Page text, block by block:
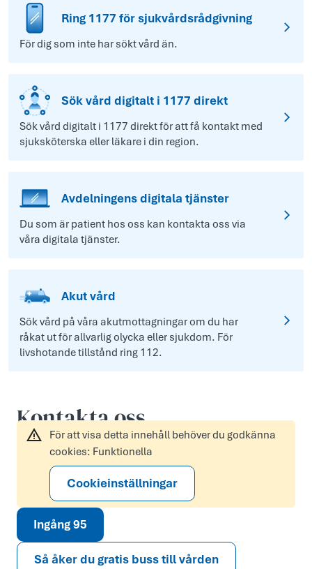
Ring 1177 för sjukvårdsrådgivning
För dig som inte har sökt vård än.
Sök vård digitalt i 1177 direkt
Sök vård digitalt i 1177 direkt för att få kontakt med
sjuksköterska eller läkare i din region.
Avdelningens digitala tjänster
Du som är patient hos oss kan kontakta oss via
våra digitala tjänster.
Akut vård
Sök vård på våra akutmottagningar om du har
råkat ut för allvarlig olycka eller sjukdom. För
livshotande tillstånd ring 112.
Kontakta oss
För att visa detta innehåll behöver du godkänna
cookies: Funktionella
Cookieinställningar
Ingång 95
Så åker du gratis buss till vården